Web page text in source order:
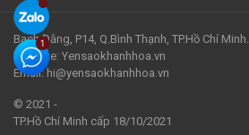
Bạch Đằng, P14, Q.Bình Thạnh, TP.Hồ Chí Minh.
Website: Yensaokhanhhoa.vn
Email: hi@yensaokhanhhoa.vn
© 2021 -
TP.Hồ Chí Minh cấp 18/10/2021